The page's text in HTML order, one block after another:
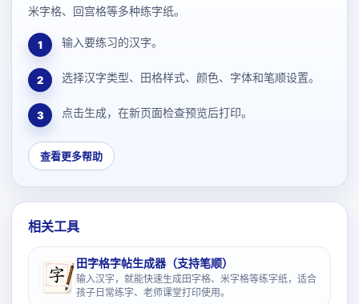
米字格、回宫格等多种练字纸。
1 输入要练习的汉字。
2 选择汉字类型、田格样式、颜色、字体和笔顺设置。
3 点击生成，在新页面检查预览后打印。
查看更多帮助
相关工具
田字格字帖生成器（支持笔顺）
输入汉字，就能快速生成田字格、米字格等练字纸，适合
孩子日常练字、老师课堂打印使用。